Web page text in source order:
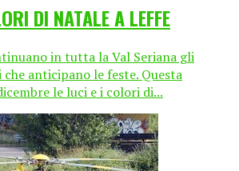
DI NATALE A LEFFE
in tutta la Val Seriana gli
anticipano le feste. Questa
le luci e i colori di...